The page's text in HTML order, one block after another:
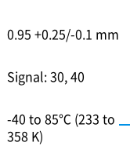
0.95 +0.25/-0.1 mm
Signal: 30, 40
-40 to 85℃ (233 to
358 K)